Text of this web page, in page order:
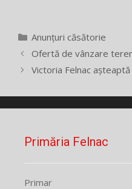
Categorii
Anunțuri căsătorie
Ofertă de vânzare
Victoria Felnac
Primăria Felnac
Primar